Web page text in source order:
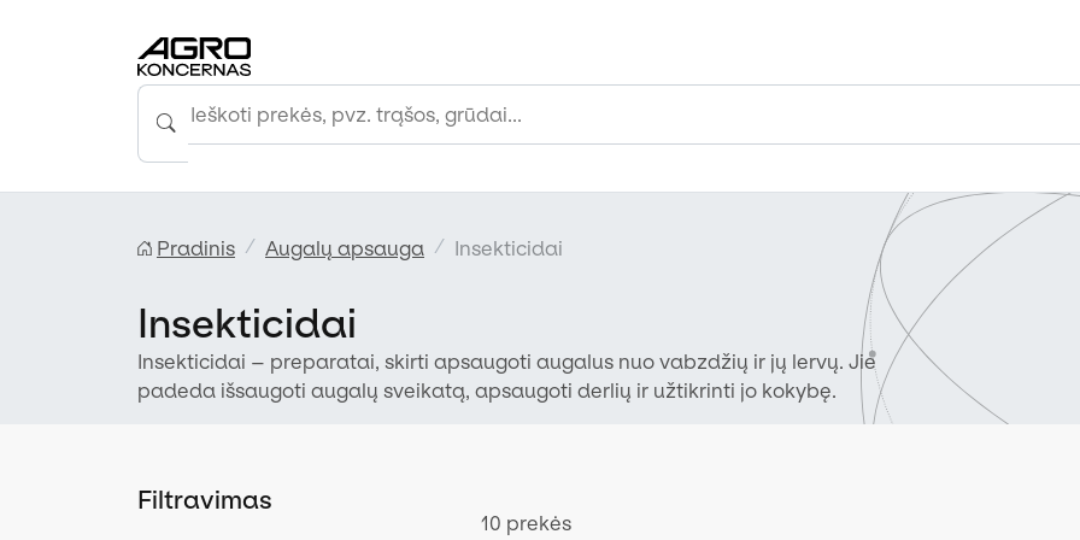
Pradinis Augalų apsauga Insekticidai
Insekticidai
Insekticidai – preparatai, skirti apsaugoti augalus nuo vabzdžių ir jų lervų. Jie
padeda išsaugoti augalų sveikatą, apsaugoti derlių ir užtikrinti jo kokybę.
Filtravimas
10 prekės